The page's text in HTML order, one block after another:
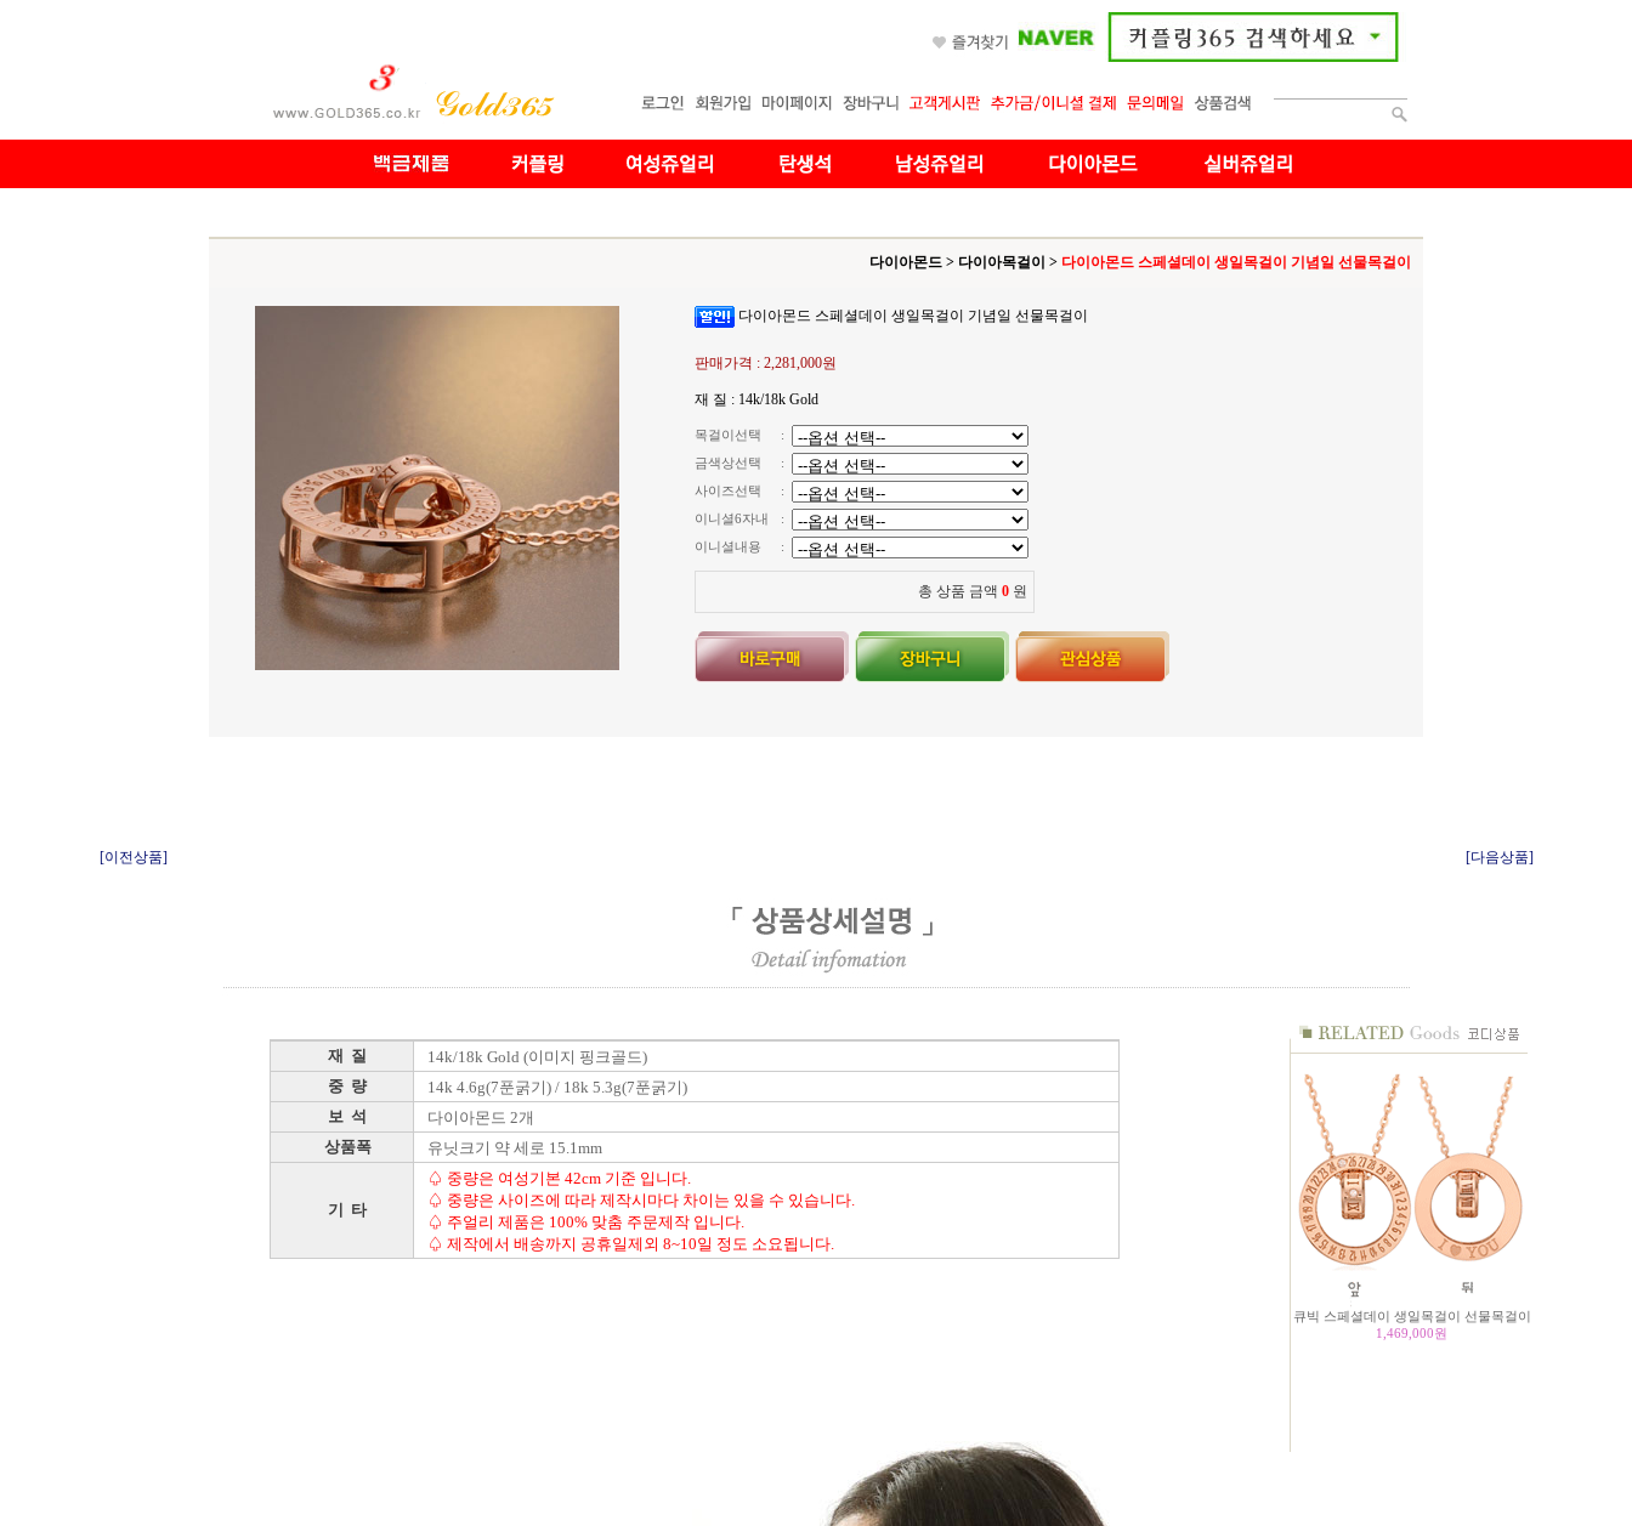
다이아몬드 > 다이아목걸이 > 다이아몬드 스페셜데이 생일목걸이 기념일 선물목걸이
다이아몬드 스페셜데이 생일목걸이 기념일 선물목걸이
판매가격 : 2,281,000원
재 질 : 14k/18k Gold
목걸이선택
:
금색상선택
:
사이즈선택
:
이니셜6자내
:
이니셜내용
:
총 상품 금액 0 원
[이전상품] [다음상품]
재 질 14k/18k Gold (이미지 핑크골드)
중 량 14k 4.6g(7푼굵기) / 18k 5.3g(7푼굵기)
보 석 다이아몬드 2개
상품폭 유닛크기 약 세로 15.1mm
기 타
♤ 중량은 여성기본 42cm 기준 입니다.
♤ 중량은 사이즈에 따라 제작시마다 차이는 있을 수 있습니다.
♤ 주얼리 제품은 100% 맞춤 주문제작 입니다.
♤ 제작에서 배송까지 공휴일제외 8~10일 정도 소요됩니다.
큐빅 스페셜데이 생일목걸이 선물목걸이
1,469,000원